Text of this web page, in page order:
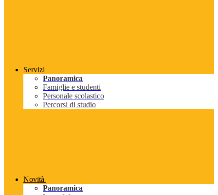
Servizi
Panoramica
Famiglie e studenti
Personale scolastico
Percorsi di studio
Novità
Panoramica